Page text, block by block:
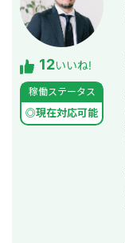
12いいね!
稼働ステータス
◎現在対応可能